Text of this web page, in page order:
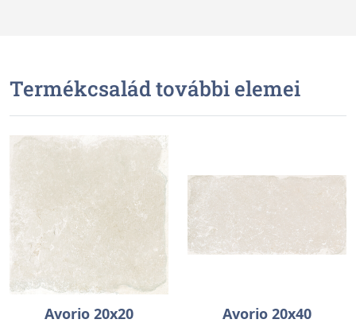
Termékcsalád további elemei
Avorio 20x20 Avorio 20x40